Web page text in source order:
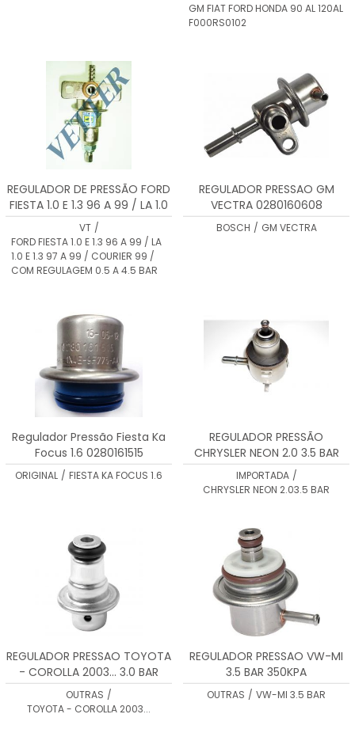
GM FIAT FORD HONDA 90 AL 120AL
F000RS0102
REGULADOR DE PRESSÃO FORD
FIESTA 1.0 E 1.3 96 A 99 / LA 1.0
E 1.3 97 A 99 / COURIER 99 /
COM REGULAGEM 0.5 A 4.5 BAR
VT /
FORD FIESTA 1.0 E 1.3 96 A 99 / LA
1.0 E 1.3 97 A 99 / COURIER 99 /
COM REGULAGEM 0.5 A 4.5 BAR
REGULADOR PRESSAO GM
VECTRA 0280160608
BOSCH / GM VECTRA
Regulador Pressão Fiesta Ka
Focus 1.6 0280161515
ORIGINAL / FIESTA KA FOCUS 1.6
REGULADOR PRESSÃO
CHRYSLER NEON 2.0 3.5 BAR
47088
IMPORTADA /
CHRYSLER NEON 2.03.5 BAR
REGULADOR PRESSAO TOYOTA
- COROLLA 2003... 3.0 BAR
2328022010
OUTRAS /
TOYOTA - COROLLA 2003...
REGULADOR PRESSAO VW-MI
3.5 BAR 350KPA
OUTRAS / VW-MI 3.5 BAR